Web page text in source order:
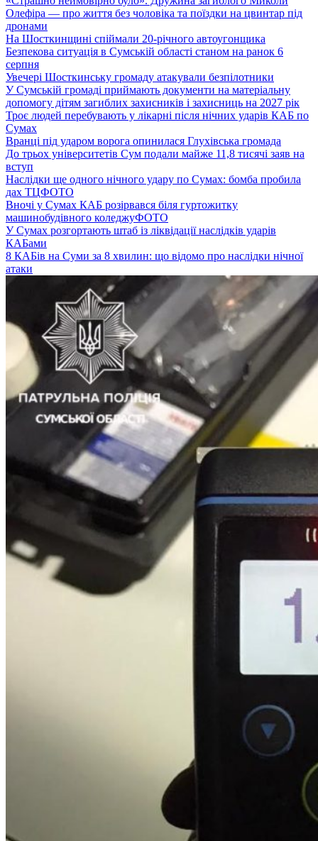
Олефіра — про життя без чоловіка та поїздки на цвинтар під
дронами
На Шосткинщині спіймали 20-річного автоугонщика
Безпекова ситуація в Сумській області станом на ранок 6
серпня
Увечері Шосткинську громаду атакували безпілотники
У Сумській громаді приймають документи на матеріальну
допомогу дітям загиблих захисників і захисниць на 2027 рік
Троє людей перебувають у лікарні після нічних ударів КАБ по
Сумах
Вранці під ударом ворога опинилася Глухівська громада
До трьох університетів Сум подали майже 11,8 тисячі заяв на
вступ
Наслідки ще одного нічного удару по Сумах: бомба пробила
дах ТЦФОТО
Вночі у Сумах КАБ розірвався біля гуртожитку
машинобудівного коледжуФОТО
У Сумах розгортають штаб із ліквідації наслідків ударів
КАБами
8 КАБів на Суми за 8 хвилин: що відомо про наслідки нічної
атаки